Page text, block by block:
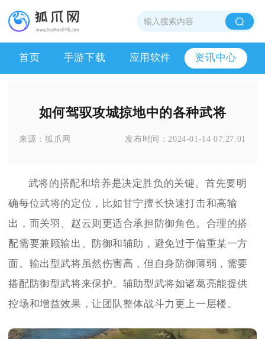
首页 手游下载 应用软件 资讯中心
如何驾驭攻城掠地中的各种武将
来源：狐爪网 发布时间：2024-01-14 07:27:01
武将的搭配和培养是决定胜负的关键。首先要明
确每位武将的定位，比如甘宁擅长快速打击和高输
出，而关羽、赵云则更适合承担防御角色。合理的搭
配需要兼顾输出、防御和辅助，避免过于偏重某一方
面。输出型武将虽然伤害高，但自身防御薄弱，需要
搭配防御型武将来保护。辅助型武将如诸葛亮能提供
控场和增益效果，让团队整体战斗力更上一层楼。